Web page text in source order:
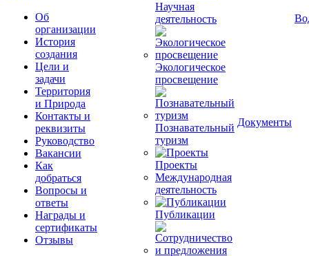
Об
организации
История
создания
Цели и
задачи
Территория
и Природа
Контакты и
реквизиты
Руководство
Вакансии
Как
добраться
Вопросы и
ответы
Награды и
сертификаты
Отзывы
Научная
деятельность
Экологическое
просвещение
Познавательный
туризм
Проекты
Международная
деятельность
Публикации
Документы